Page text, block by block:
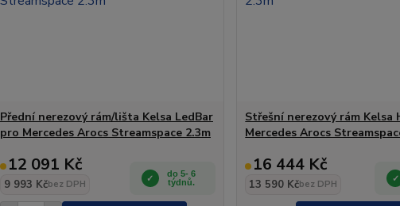
Přední nerezový rám/lišta Kelsa LedBar
pro Mercedes Arocs Streamspace 2.3m
12 091 Kč
9 993 Kčbez DPH
do 5- 6
týdnů.
Střešní nerezový rám Kelsa
Mercedes Arocs
16 444 Kč
13 590 Kčbez DPH